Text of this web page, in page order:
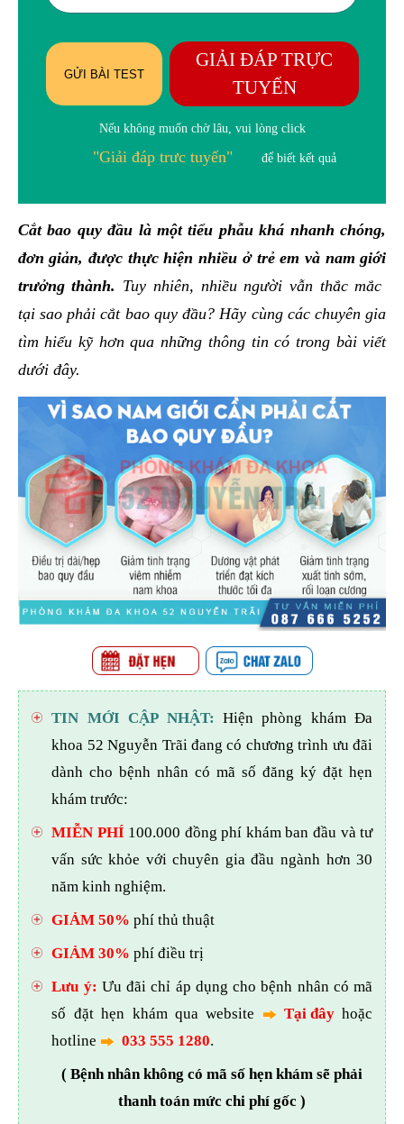
GỬI BÀI TEST
GIẢI ĐÁP TRỰC
TUYẾN
Nếu không muốn chờ lâu, vui lòng click
"Giải đáp trưc tuyến" để biết kết quả
Cắt bao quy đầu là một tiểu phẫu khá nhanh chóng,
đơn giản, được thực hiện nhiều ở trẻ em và nam giới
trưởng thành. Tuy nhiên, nhiều người vẫn thắc mắc
tại sao phải cắt bao quy đầu? Hãy cùng các chuyên gia
tìm hiểu kỹ hơn qua những thông tin có trong bài viết
dưới đây.
TIN MỚI CẬP NHẬT: Hiện phòng khám Đa
khoa 52 Nguyễn Trãi đang có chương trình ưu đãi
dành cho bệnh nhân có mã số đăng ký đặt hẹn
khám trước:
MIỄN PHÍ 100.000 đồng phí khám ban đầu và tư
vấn sức khỏe với chuyên gia đầu ngành hơn 30
năm kinh nghiệm.
GIẢM 50% phí thủ thuật
GIẢM 30% phí điều trị
Lưu ý: Ưu đãi chỉ áp dụng cho bệnh nhân có mã
số đặt hẹn khám qua website
Tại đâyhoặc
hotline
033 555 1280.
( Bệnh nhân không có mã số hẹn khám sẽ phải
thanh toán mức chi phí gốc )